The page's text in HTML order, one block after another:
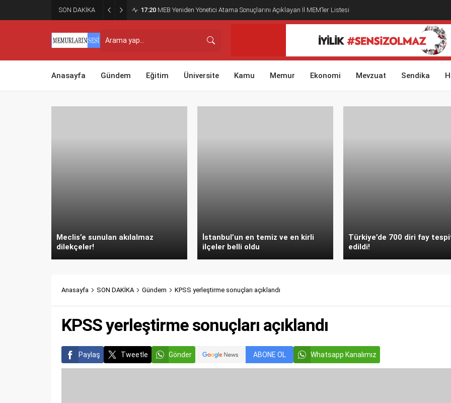
SON DAKİKA 17:20 MEB Yeniden Yönetici Atama Sonuçlarını Açıklayan İl MEM’ler Listesi
Anasayfa Gündem Eğitim Üniversite Kamu Memur Ekonomi Mevzuat Sendika
Meclis’e sunulan akılalmaz
dilekçeler!
İstanbul’un en temiz ve en kirli
ilçeler belli oldu
Türkiye’de 700 diri fay
edildi!
Anasayfa SON DAKİKA Gündem KPSS yerleştirme sonuçları açıklandı
KPSS yerleştirme sonuçları açıklandı
Paylaş Tweetle Gönder ABONE OL Whatsapp Kanalımız